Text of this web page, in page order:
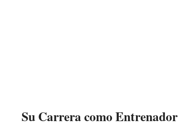
Su Carrera como Entrenador